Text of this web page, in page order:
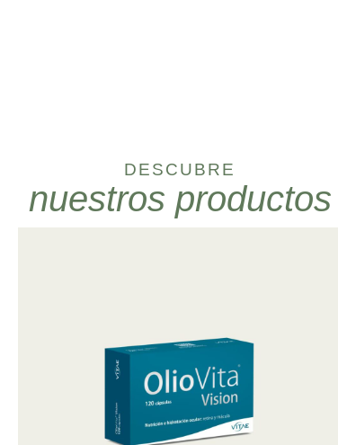
DESCUBRE
nuestros productos